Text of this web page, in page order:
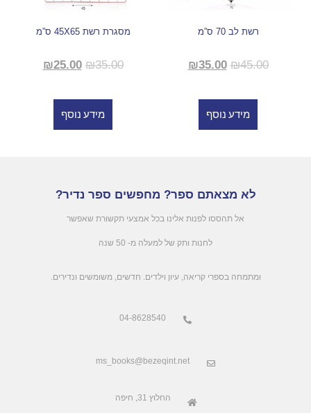
רשת לב 70 ס”מ
₪45.00
₪35.00
מידע נוסף
מסגרת רשת 45X65 ס”מ
₪35.00
₪25.00
מידע נוסף
לא מצאתם ספר? מחפשים ספר נדיר?
אל תהססו לפנות אלינו בכל אמצעי תקשורת שאפשר
לחנות ותק של למעלה מ- 50 שנה
.ומתמחה בספרי קריאה, עיון וילדים. חדשים, משומשים ונדירים
04-8628540
ms_books@bezeqint.net
החלוץ 31, חיפה